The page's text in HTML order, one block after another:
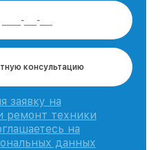
консультацию
заявку на
ремонт техники
на
данных